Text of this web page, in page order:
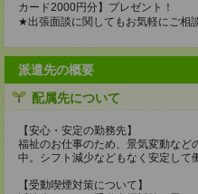
カード2000円分】プレゼント！
★出張面談に関してもお気軽にご相
派遣先の概要
配属先について
【安心・安定の勤務先】
福祉のお仕事のため、景気変動など
中。シフト減少などもなく安定して
【受動喫煙対策について】